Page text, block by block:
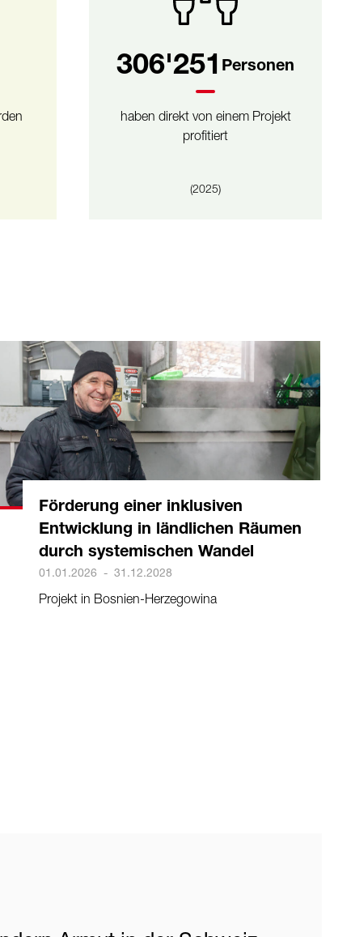
540'279 Personen
haben direkt von einem Projekt
profitiert
(2025)
Förderung einer inklusiven
Entwicklung in ländlichen Räumen
durch systemischen Wandel
01.01.2026 - 31.12.2028
Projekt in Bosnien-Herzegowina